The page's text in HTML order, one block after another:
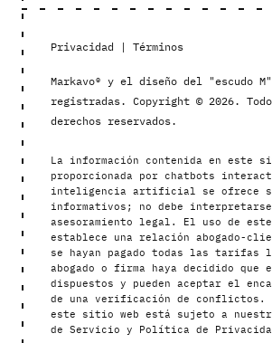
Privacidad | Términos
Markavo® y el diseño del "escudo
registradas. Copyright © 2026.
derechos reservados.
La información contenida en este
proporcionada por chatbots
inteligencia artificial se ofrece
informativos; no debe interpretarse
asesoramiento legal. El uso de
establece una relación abogado-
se hayan pagado todas las tarifas
abogado o firma haya decidido que
dispuestos y pueden aceptar el
de una verificación de conflictos.
este sitio web está sujeto a
de Servicio y Política de